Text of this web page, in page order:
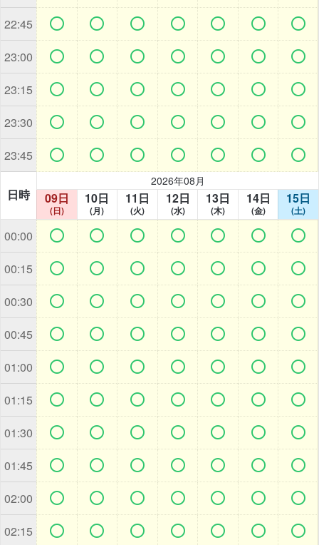
22:45       
23:00       
23:15       
23:30       
23:45       
日時
2026年08月
09日
(日)
10日
(月)
11日
(火)
12日
(水)
13日
(木)
14日
(金)
15日
(土)
00:00       
00:15       
00:30       
00:45       
01:00       
01:15       
01:30       
01:45       
02:00       
02:15       